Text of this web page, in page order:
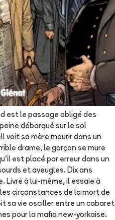
est le passage obligé des
débarqué sur le sol
voit sa mère mourir dans un
drame, le garçon se mure
est placé par erreur dans un
et aveugles. Dix ans
Livré à lui-même, il essaie à
circonstances de la mort de
sa vie osciller entre un cabaret
pour la mafia new-yorkaise.